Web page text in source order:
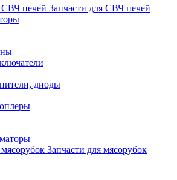
Запчасти для СВЧ печей
диоды
Запчасти для мясорубок